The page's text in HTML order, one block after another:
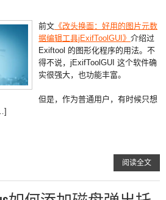
前文 《改头换面：好用的图片元数
据编辑工具jExifToolGUI》 介绍过
Exiftool 的图形化程序的用法。不
得不说，jExifToolGUI 这个软件确
实很强大，也功能丰富。
但是，作为普通用户，有时候只想
阅读全文